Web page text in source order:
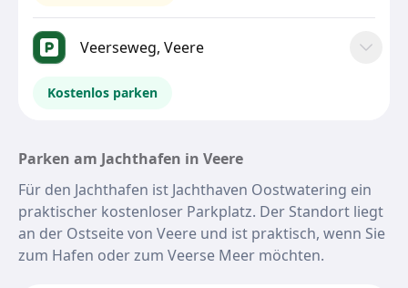
Veerseweg, Veere
Kostenlos parken
Parken am Jachthafen in Veere
Für den Jachthafen ist Jachthaven Oostwatering ein
praktischer kostenloser Parkplatz. Der Standort liegt
an der Ostseite von Veere und ist praktisch, wenn Sie
zum Hafen oder zum Veerse Meer möchten.